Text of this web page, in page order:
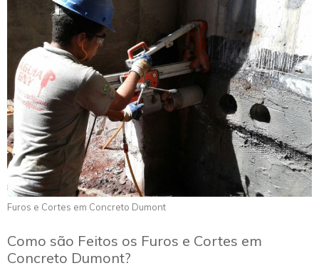
Furos e Cortes em Concreto Dumont
Como são Feitos os Furos e Cortes em
Concreto Dumont?